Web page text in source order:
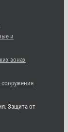
и
зонах
Защита от